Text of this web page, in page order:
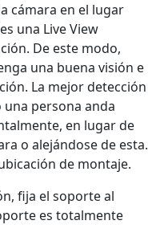
cámara en el lugar
una Live View
De este modo,
una buena visión e
La mejor detección
persona anda
en lugar de
o alejándose de esta.
de montaje.
fija el soporte al
es totalmente